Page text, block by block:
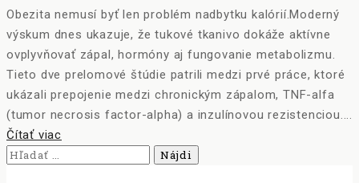
Obezita nemusí byť len problém nadbytku kalórií.Moderný
výskum dnes ukazuje, že tukové tkanivo dokáže aktívne
ovplyvňovať zápal, hormóny aj fungovanie metabolizmu.
Tieto dve prelomové štúdie patrili medzi prvé práce, ktoré
ukázali prepojenie medzi chronickým zápalom, TNF-alfa
(tumor necrosis factor-alpha) a inzulínovou rezistenciou....
Čítať viac
Hľadať: